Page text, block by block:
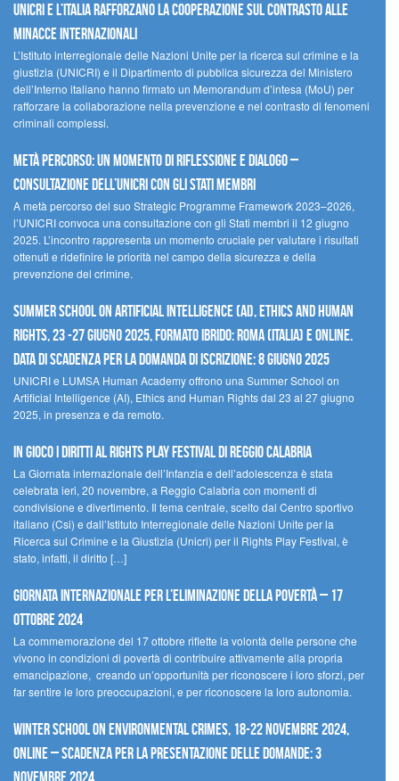
UNICRI e l’Italia rafforzano la cooperazione sul contrasto alle
minacce internazionali
L’Istituto interregionale delle Nazioni Unite per la ricerca sul crimine e la
giustizia (UNICRI) e il Dipartimento di pubblica sicurezza del Ministero
dell’Interno italiano hanno firmato un Memorandum d’intesa (MoU) per
rafforzare la collaborazione nella prevenzione e nel contrasto di fenomeni
criminali complessi.
Metà percorso: un momento di riflessione e dialogo –
Consultazione dell’UNICRI con gli Stati membri
A metà percorso del suo Strategic Programme Framework 2023–2026,
l’UNICRI convoca una consultazione con gli Stati membri il 12 giugno
2025. L’incontro rappresenta un momento cruciale per valutare i risultati
ottenuti e ridefinire le priorità nel campo della sicurezza e della
prevenzione del crimine.
Summer School on Artificial Intelligence (AI), Ethics and Human
Rights, 23 -27 giugno 2025, Formato Ibrido: Roma (Italia) e online.
Data di scadenza per la domanda di iscrizione: 8 giugno 2025
UNICRI e LUMSA Human Academy offrono una Summer School on
Artificial Intelligence (AI), Ethics and Human Rights dal 23 al 27 giugno
2025, in presenza e da remoto.
In gioco i diritti al Rights Play Festival di Reggio Calabria
La Giornata internazionale dell’Infanzia e dell’adolescenza è stata
celebrata ieri, 20 novembre, a Reggio Calabria con momenti di
condivisione e divertimento. Il tema centrale, scelto dal Centro sportivo
italiano (Csi) e dall’Istituto Interregionale delle Nazioni Unite per la
Ricerca sul Crimine e la Giustizia (Unicri) per il Rights Play Festival, è
stato, infatti, il diritto […]
Giornata internazionale per l’eliminazione della povertà – 17
ottobre 2024
La commemorazione del 17 ottobre riflette la volontà delle persone che
vivono in condizioni di povertà di contribuire attivamente alla propria
emancipazione, creando un’opportunità per riconoscere i loro sforzi, per
far sentire le loro preoccupazioni, e per riconoscere la loro autonomia.
Winter School on Environmental Crimes, 18-22 novembre 2024,
Online – Scadenza per la presentazione delle domande: 3